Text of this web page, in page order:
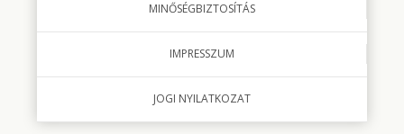
MINŐSÉGBIZTOSÍTÁS
IMPRESSZUM
JOGI NYILATKOZAT